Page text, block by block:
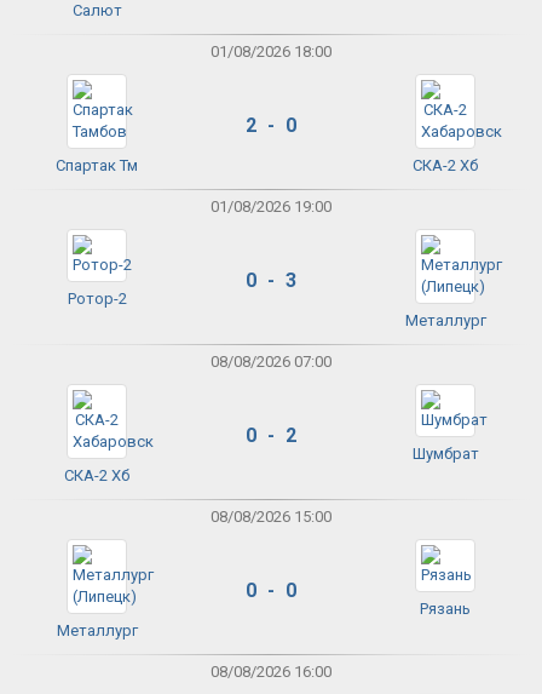
Салют
01/08/2026 18:00
Спартак Тм
2 - 0
СКА-2 Хб
01/08/2026 19:00
Ротор-2
0 - 3
Металлург
08/08/2026 07:00
СКА-2 Хб
0 - 2
Шумбрат
08/08/2026 15:00
Металлург
0 - 0
Рязань
08/08/2026 16:00